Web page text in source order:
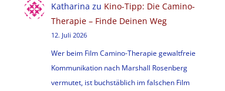
Katharina zu Kino-Tipp: Die Camino-
Therapie – Finde Deinen Weg
12. Juli 2026
Wer beim Film Camino-Therapie gewaltfreie
Kommunikation nach Marshall Rosenberg
vermutet, ist buchstäblich im falschen Film